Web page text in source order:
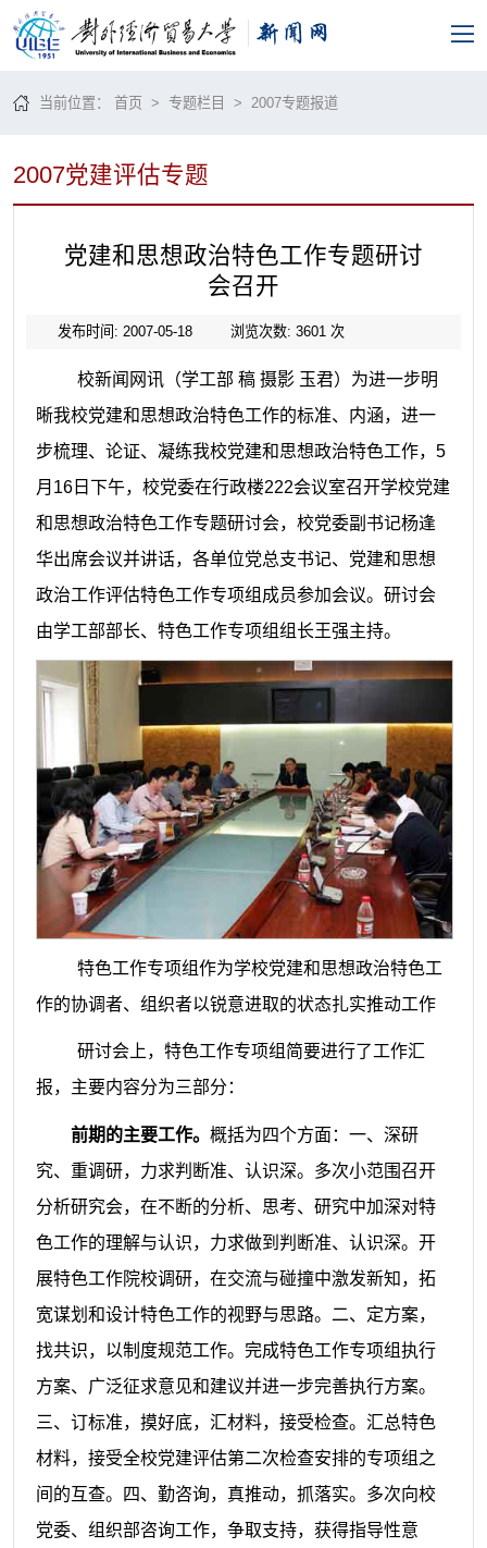
当前位置：首页 >专题栏目 > 2007专题报道
2007党建评估专题
党建和思想政治特色工作专题研讨
会召开
发布时间: 2007-05-18 浏览次数: 3601 次
校新闻网讯（学工部 稿 摄影 玉君） 为进一步明
晰我校党建和思想政治特色工作的标准、内涵，进一
步梳理、论证、凝练我校党建和思想政治特色工作， 5
月 16日下午，校党委在行政楼222会议室召开学校党建
和思想政治特色工作专题研讨会，校党委副书记杨逢
华出席会议并讲话，各单位党总支书记、党建和思想
政治工作评估特色工作专项组成员参加会议。研讨会
由学工部部长、特色工作专项组组长王强主持。
特色工作专项组作为学校党建和思想政治特色工
作的协调者、组织者以锐意进取的状态扎实推动工作
研讨会上，特色工作专项组简要进行了工作汇
报，主要内容分为三部分：
前期的主要工作。 概括为四个方面：一、深研
究、重调研，力求判断准、认识深。多次小范围召开
分析研究会，在不断的分析、思考、研究中加深对特
色工作的理解与认识，力求做到判断准、认识深。开
展特色工作院校调研，在交流与碰撞中激发新知，拓
宽谋划和设计特色工作的视野与思路。二、定方案，
找共识，以制度规范工作。完成特色工作专项组执行
方案、广泛征求意见和建议并进一步完善执行方案。
三、订标准，摸好底，汇材料，接受检查。汇总特色
材料，接受全校党建评估第二次检查安排的专项组之
间的互查。四、勤咨询，真推动，抓落实。多次向校
党委、组织部咨询工作，争取支持，获得指导性意